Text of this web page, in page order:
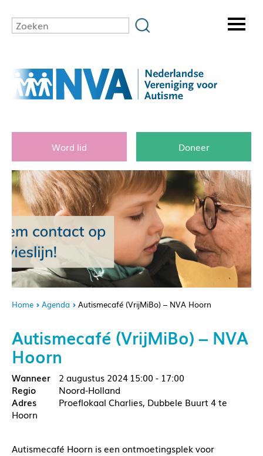
Word lid Doneer
Home Agenda Autismecafé (VrijMiBo) – NVA Hoorn
Autismecafé (VrijMiBo) – NVA
Hoorn
2 augustus 2024 15:00 - 17:00
Noord-Holland
Proeflokaal Charlies, Dubbele Buurt 4 te
Hoorn
Autismecafé Hoorn is een ontmoetingsplek voor